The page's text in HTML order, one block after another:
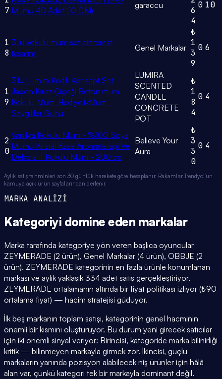
7 Mumu 40 Adet (10 CM)
garaccu
6
4
0 10
1
8
3 lü kokulu mum set pinterest
tasarım
Genel Markalar
₺
1
3
9
0 6
1
9
3'lü Lumira Kedili Konsept Set
Japon Kiraz Çiçeği Beton mum-
Kokulu Mum-HediyelikMum-
Sevgililer Günü
LUMIRA
SCENTED
CANDLE
CONCRETE
POT
₺
1
8
4
0 4
2
0
Vanilya Kokulu Mum - %100 Soya
Mumu Kristal Kase Aromaterapi Ve
Dekoratif Kokulu Mum - 200 cc
Believe Your
Aura
₺
3
3
0
0 4
Aylık satış tahminleri son 30 günlük harekete göre hesaplanır. Rakamlar Trendyol'un
kamuya açık ürün sayfalarından derlenir.
MARKA ANALİZİ
Kategoriyi domine eden markalar
Marka tarafında kategoriye yön veren başlıca oyuncular
ZEYMERADE (2 ürün), Genel Markalar (4 ürün), OBBJE (2
ürün). ZEYMERADE kategorinin en fazla ürünle konumlanan
markası ve aylık yaklaşık 334 adet satış gerçekleştiriyor.
ZEYMERADE ortalamanın altında bir fiyat politikası izliyor (₺90
ortalama fiyat) — hacim stratejisi güdüyor.
İlk beş markanın toplam satışı, kategorinin genel hacminin
önemli bir kısmını oluşturuyor. Bu durum yeni girecek satıcılar
için iki önemli sinyal veriyor: Birincisi, kategoride marka bilinirliği
kritik — bilinmeyen markayla girmek zor. İkincisi, güçlü
markaların yanında pozisyon alabilecek niş ürünler için hâlâ
alan var, çünkü kategori tek bir markayla dominant değil.